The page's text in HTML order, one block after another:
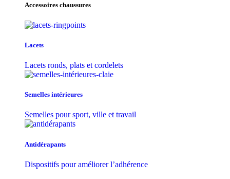
Accessoires chaussures
Lacets
Lacets ronds, plats et cordelets
Semelles intérieures
Semelles pour sport, ville et travail
Antidérapants
Dispositifs pour améliorer l’adhérence